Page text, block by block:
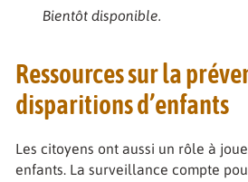
Bientôt disponible.
Ressources sur la
disparitions d’enfants
Les citoyens ont aussi un rôle à
enfants. La surveillance compte